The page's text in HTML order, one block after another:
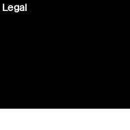
Legal